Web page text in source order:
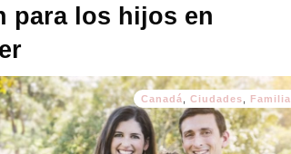
para los hijos en
Canadá Ciudades Familia